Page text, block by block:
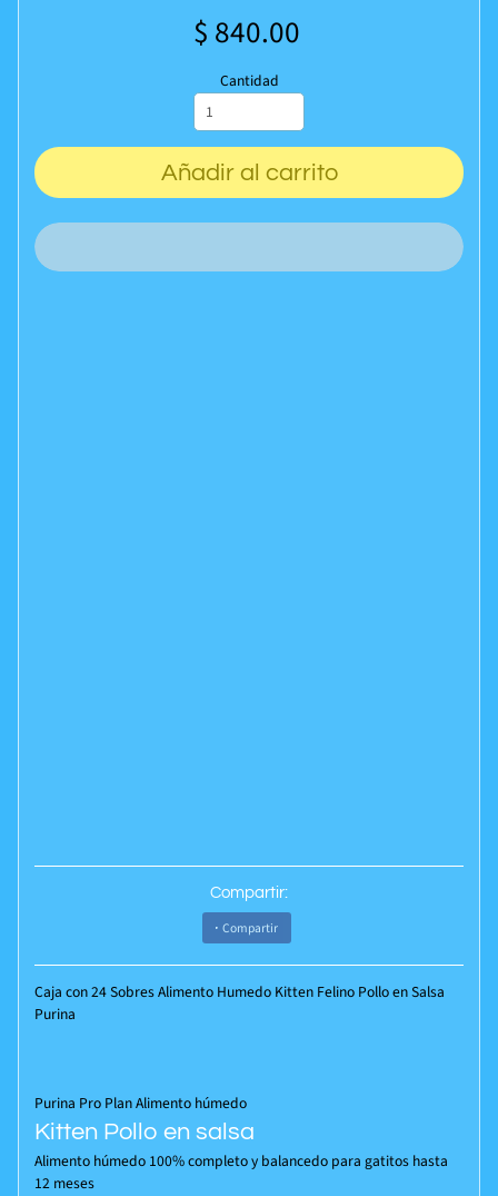
$ 840.00
Cantidad
Añadir al carrito
Compartir:
Compartir
Caja con 24 Sobres Alimento Humedo Kitten Felino Pollo en Salsa
Purina
Purina Pro Plan Alimento húmedo
Kitten Pollo en salsa
Alimento húmedo 100% completo y balancedo para gatitos hasta
12 meses